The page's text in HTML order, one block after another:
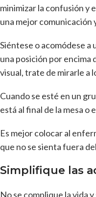
minimizar la confusión y
una mejor
Siéntese o acomódese a
una posición por encima
visual, trate de mirarle a
Cuando se esté en un
está al final de la mesa o
Es mejor colocar al
que no se sienta fuera
Simplifique las
No se complique la vida